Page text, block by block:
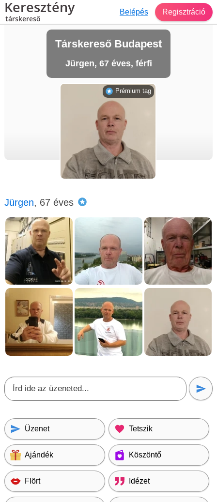
Keresztény
társkereső
Belépés Regisztráció
Társkereső Budapest
Jürgen, 67 éves, férfi
Jürgen, 67 éves
Üzenet Tetszik
Ajándék Köszöntő
Flört Idézet
Prémium tag